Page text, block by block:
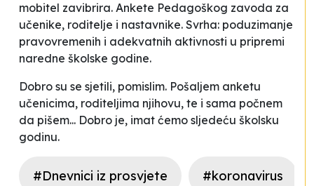
mobitel zavibrira. Ankete Pedagoškog zavoda za
učenike, roditelje i nastavnike. Svrha: poduzimanje
pravovremenih i adekvatnih aktivnosti u pripremi
naredne školske godine.
Dobro su se sjetili, pomislim. Pošaljem anketu
učenicima, roditeljima njihovu, te i sama počnem
da pišem... Dobro je, imat ćemo sljedeću školsku
godinu.
#Dnevnici iz prosvjete #koronavirus